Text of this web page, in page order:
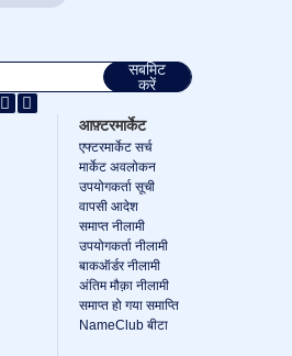
सबमिट
करें
आफ़्टरमार्केट
एफ्टरमार्केट सर्च
मार्केट अवलोकन
उपयोगकर्ता सूची
वापसी आदेश
समाप्त नीलामी
उपयोगकर्ता नीलामी
बाकऑर्डर नीलामी
अंतिम मौक़ा नीलामी
समाप्त हो गया समाप्ति
NameClub बीटा